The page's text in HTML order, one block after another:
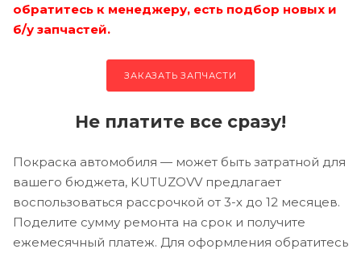
обратитесь к менеджеру, есть подбор новых и
б/у запчастей.
ЗАКАЗАТЬ ЗАПЧАСТИ
Не платите все сразу!
Покраска автомобиля — может быть затратной для
вашего бюджета, KUTUZOVV предлагает
воспользоваться рассрочкой от 3-х до 12 месяцев.
Поделите сумму ремонта на срок и получите
ежемесячный платеж. Для оформления обратитесь